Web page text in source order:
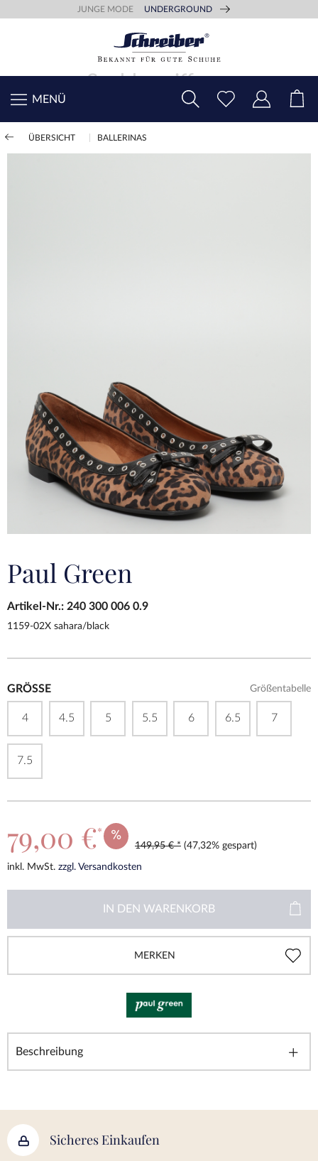
JUNGE MODE UNDERGROUND
MENÜ
ÜBERSICHT BALLERINAS
Paul Green
Artikel-Nr.: 240 300 006 0.9
1159-02X sahara/black
Größentabelle
GRÖSSE
4 4.5 5 5.5 6 6.5 7
7.5
79,00 €*
149,95 € * (47,32% gespart)
inkl. MwSt. zzgl. Versandkosten
IN DEN WARENKORB
MERKEN
Beschreibung
Sicheres Einkaufen